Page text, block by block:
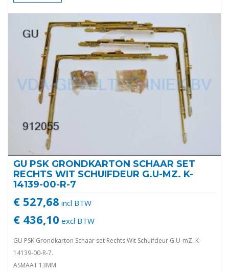
GU PSK GRONDKARTON SCHAAR SET
RECHTS WIT SCHUIFDEUR G.U-MZ. K-
14139-00-R-7
€ 527,68 incl BTW
€ 436,10 excl BTW
GU PSK Grondkarton Schaar set Rechts Wit Schuifdeur G.U-mZ. K-
14139-00-R-7.
ASMAAT 13MM.